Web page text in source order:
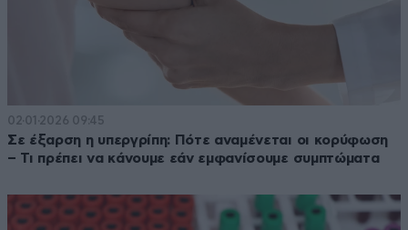
02·01·2026 09:45
Σε έξαρση η υπεργρίπη: Πότε αναμένεται οι κορύφωση
– Τι πρέπει να κάνουμε εάν εμφανίσουμε συμπτώματα